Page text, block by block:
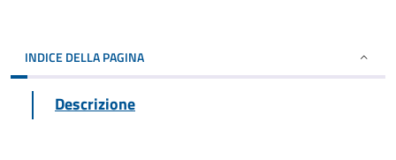
INDICE DELLA PAGINA
Descrizione